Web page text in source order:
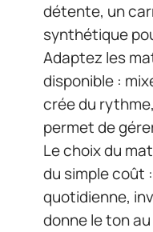
détente, un
synthétique
Adaptez les
disponible :
crée du
permet de
Le choix du
du simple coût
quotidienne,
donne le ton